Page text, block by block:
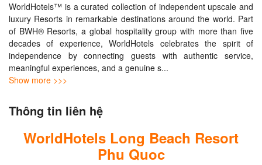
WorldHotels™ is a curated collection of independent upscale and
luxury Resorts in remarkable destinations around the world. Part
of BWH® Resorts, a global hospitality group with more than five
decades of experience, WorldHotels celebrates the spirit of
independence by connecting guests with authentic service,
meaningful experiences, and a genuine s...
Show more >>>
Thông tin liên hệ
WorldHotels Long Beach Resort
Phu Quoc